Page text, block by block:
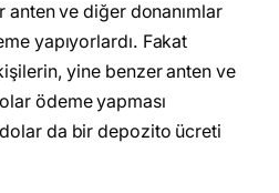
anten ve diğer donanımlar
yapıyorlardı. Fakat
yine benzer anten ve
ödeme yapması
da bir depozito ücreti